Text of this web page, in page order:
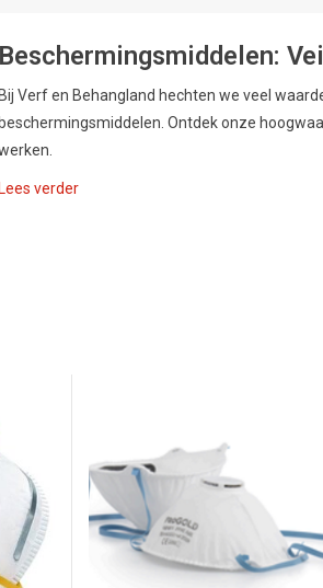
Beschermingsmiddelen:
Bij Verf en Behangland hechten we veel
beschermingsmiddelen. Ontdek onze
Lees verder